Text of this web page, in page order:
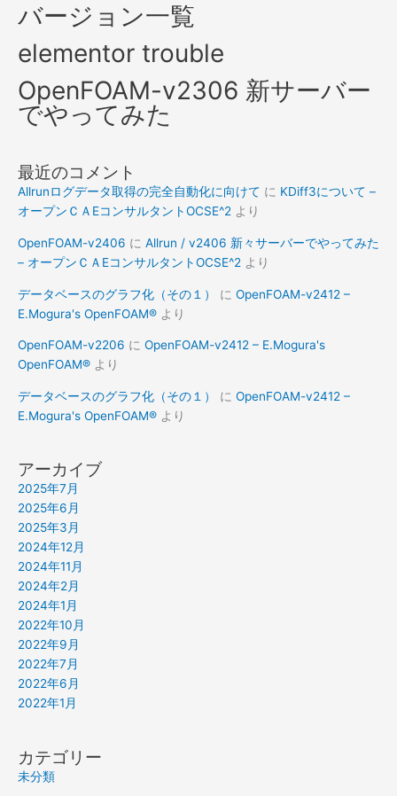
バージョン一覧
elementor trouble
OpenFOAM-v2306 新サーバー
でやってみた
最近のコメント
Allrunログデータ取得の完全自動化に向けて に KDiff3について –
オープンＣＡEコンサルタントOCSE^2 より
OpenFOAM-v2406 に Allrun / v2406 新々サーバーでやってみた
– オープンＣＡEコンサルタントOCSE^2 より
データベースのグラフ化（その１） に OpenFOAM-v2412 –
E.Mogura's OpenFOAM® より
OpenFOAM-v2206 に OpenFOAM-v2412 – E.Mogura's
OpenFOAM® より
データベースのグラフ化（その１） に OpenFOAM-v2412 –
E.Mogura's OpenFOAM® より
アーカイブ
2025年7月
2025年6月
2025年3月
2024年12月
2024年11月
2024年2月
2024年1月
2022年10月
2022年9月
2022年7月
2022年6月
2022年1月
カテゴリー
未分類